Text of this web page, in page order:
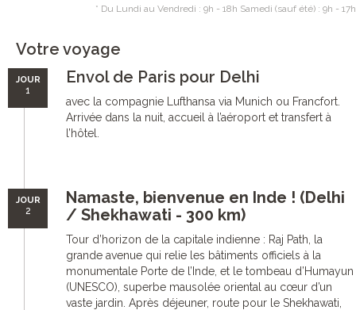
* Du Lundi au Vendredi : 9h - 18h Samedi (sauf été) : 9h - 17h
Votre voyage
JOUR
1
Envol de Paris pour Delhi
avec la compagnie Lufthansa via Munich ou Francfort.
Arrivée dans la nuit, accueil à l’aéroport et transfert à
l’hôtel.
JOUR
2
Namaste, bienvenue en Inde ! (Delhi
/ Shekhawati - 300 km)
Tour d’horizon de la capitale indienne : Raj Path, la
grande avenue qui relie les bâtiments officiels à la
monumentale Porte de l’Inde, et le tombeau d’Humayun
(UNESCO), superbe mausolée oriental au cœur d’un
vaste jardin. Après déjeuner, route pour le Shekhawati,